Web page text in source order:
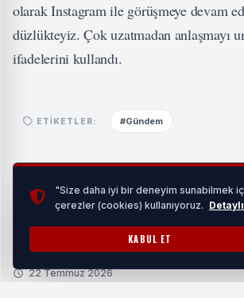
olarak Instagram ile görüşmeye devam
düzlükteyiz. Çok uzatmadan anlaşmayı
ifadelerini kullandı.
ETIKETLER: #Gündem
Benzer Haberler
Evden Eve Nakliyat
22 Temmuz 2026
"Size daha iyi bir deneyim sunabilmek
çerezler (cookies) kullanıyoruz.
KABUL ET